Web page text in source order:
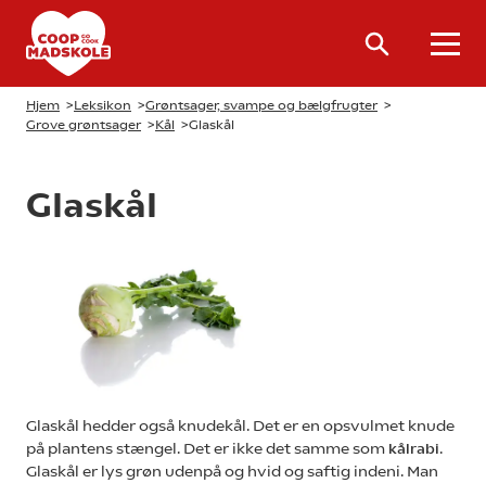
Hjem >Leksikon >Grøntsager, svampe og bælgfrugter >
Grove grøntsager >Kål >Glaskål
Glaskål
Glaskål hedder også knudekål. Det er en opsvulmet knude
på plantens stængel. Det er ikke det samme som kålrabi.
Glaskål er lys grøn udenpå og hvid og saftig indeni. Man